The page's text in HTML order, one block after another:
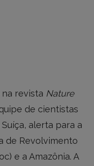
revista Nature
de cientistas
alerta para a
de Revolvimento
e a Amazônia. A